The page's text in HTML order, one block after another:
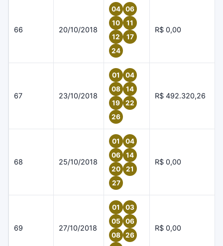
66 20/10/2018
04
06
10
11
12
17
24
R$ 0,00
67 23/10/2018
01
04
08
14
19
22
26
R$ 492.320,26
68 25/10/2018
01
04
06
14
20
21
27
R$ 0,00
69 27/10/2018
01
03
05
06
08
26
R$ 0,00